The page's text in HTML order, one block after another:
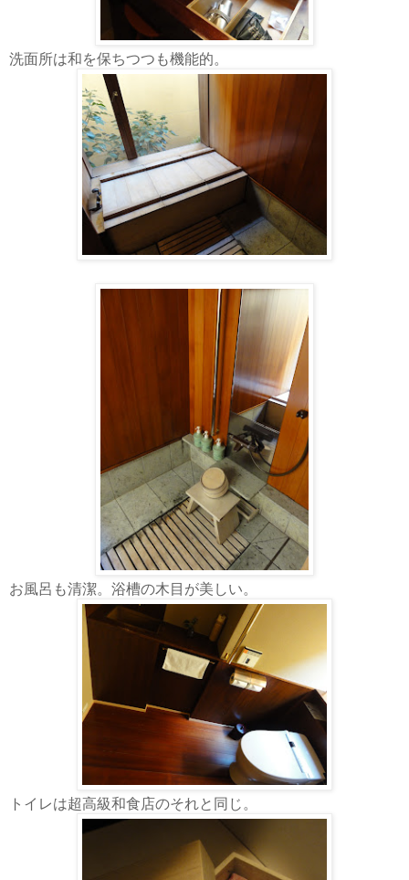
洗面所は和を保ちつつも機能的。
お風呂も清潔。浴槽の木目が美しい。
トイレは超高級和食店のそれと同じ。